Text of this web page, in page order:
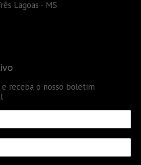
Lagoas - MS
receba o nosso boletim